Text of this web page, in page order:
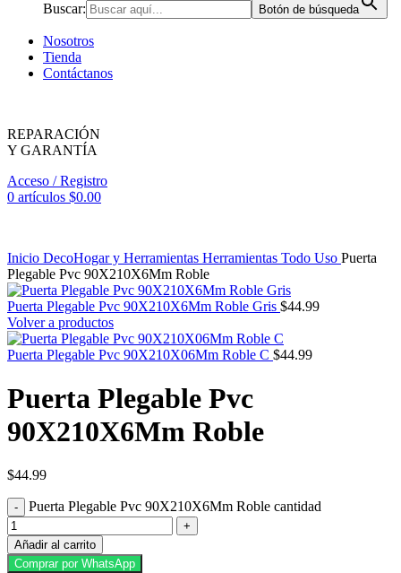
Buscar: Botón de búsqueda
Nosotros
Tienda
Contáctanos
REPARACIÓN
Y GARANTÍA
Acceso / Registro
0 artículos $0.00
Inicio DecoHogar y Herramientas Herramientas Todo Uso Puerta
Plegable Pvc 90X210X6Mm Roble
Puerta Plegable Pvc 90X210X6Mm Roble Gris $44.99
Volver a productos
Puerta Plegable Pvc 90X210X06Mm Roble C $44.99
Puerta Plegable Pvc
90X210X6Mm Roble
$44.99
Puerta Plegable Pvc 90X210X6Mm Roble cantidad
Añadir al carrito
Comprar por WhatsApp